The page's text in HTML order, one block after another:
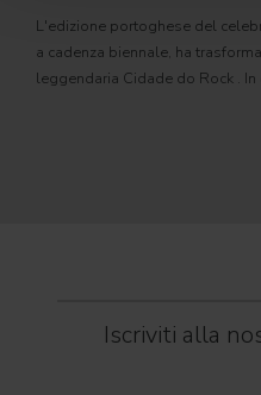
L'edizione portoghese del
a cadenza biennale, ha
leggendaria Cidade do Rock .
Iscriviti alla